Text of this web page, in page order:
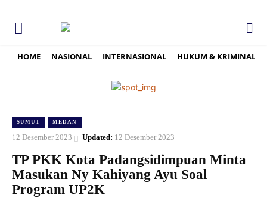
HOME NASIONAL INTERNASIONAL HUKUM & KRIMINAL
SUMUT MEDAN
12 Desember 2023 Updated: 12 Desember 2023
TP PKK Kota Padangsidimpuan Minta
Masukan Ny Kahiyang Ayu Soal
Program UP2K